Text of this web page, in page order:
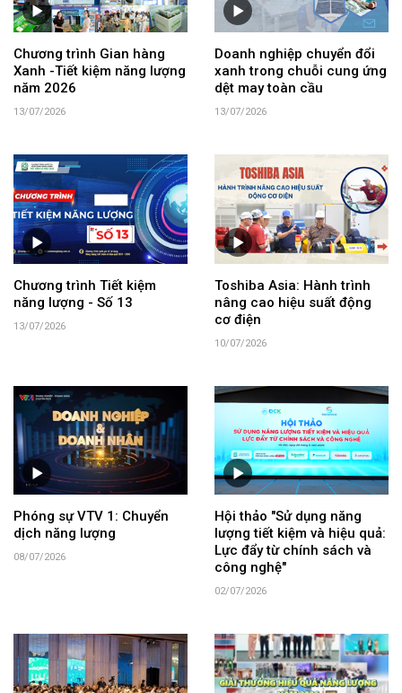
Chương trình Gian hàng
Xanh -Tiết kiệm năng lượng
năm 2026
13/07/2026
Doanh nghiệp chuyển đổi
xanh trong chuỗi cung ứng
dệt may toàn cầu
13/07/2026
Chương trình Tiết kiệm
năng lượng - Số 13
13/07/2026
Toshiba Asia: Hành trình
nâng cao hiệu suất động
cơ điện
10/07/2026
Phóng sự VTV 1: Chuyển
dịch năng lượng
08/07/2026
Hội thảo "Sử dụng năng
lượng tiết kiệm và hiệu quả:
Lực đẩy từ chính sách và
công nghệ"
02/07/2026